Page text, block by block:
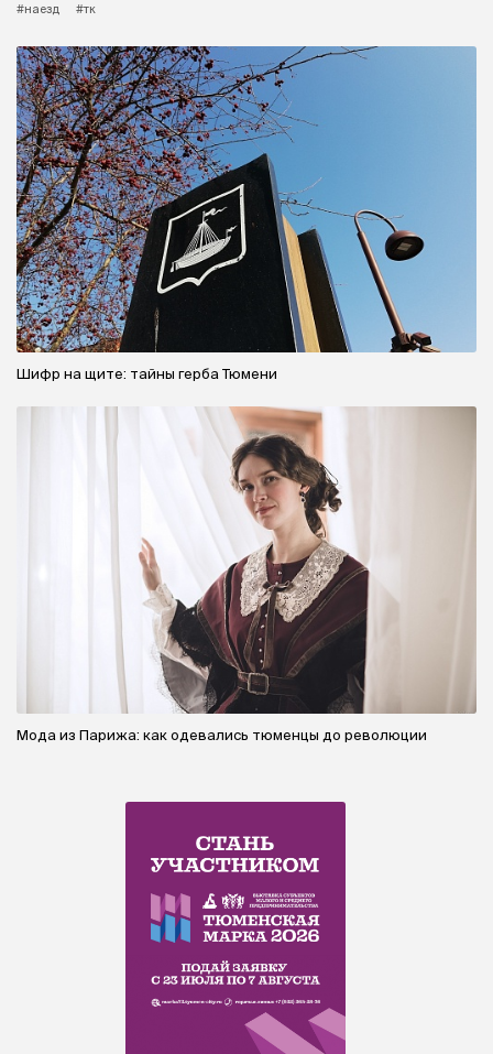
#наезд
#тк
Шифр на щите: тайны герба Тюмени
Мода из Парижа: как одевались тюменцы до революции